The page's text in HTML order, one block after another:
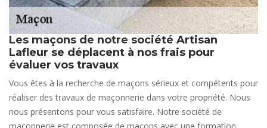
Les maçons de notre société Artisan
Lafleur se déplacent à nos frais pour
évaluer vos travaux
Vous êtes à la recherche de maçons sérieux et compétents pour
réaliser des travaux de maçonnerie dans votre propriété. Nous
nous présentons pour vous satisfaire. Notre société de